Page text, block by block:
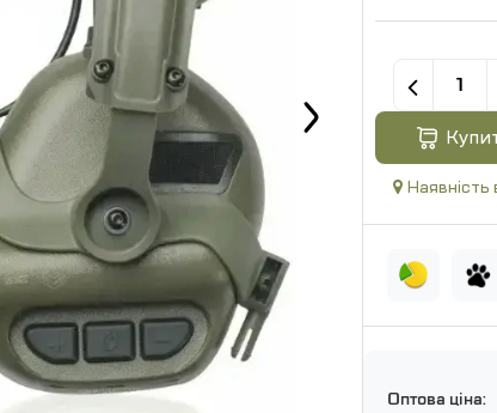
Наявність
Оптова ціна: